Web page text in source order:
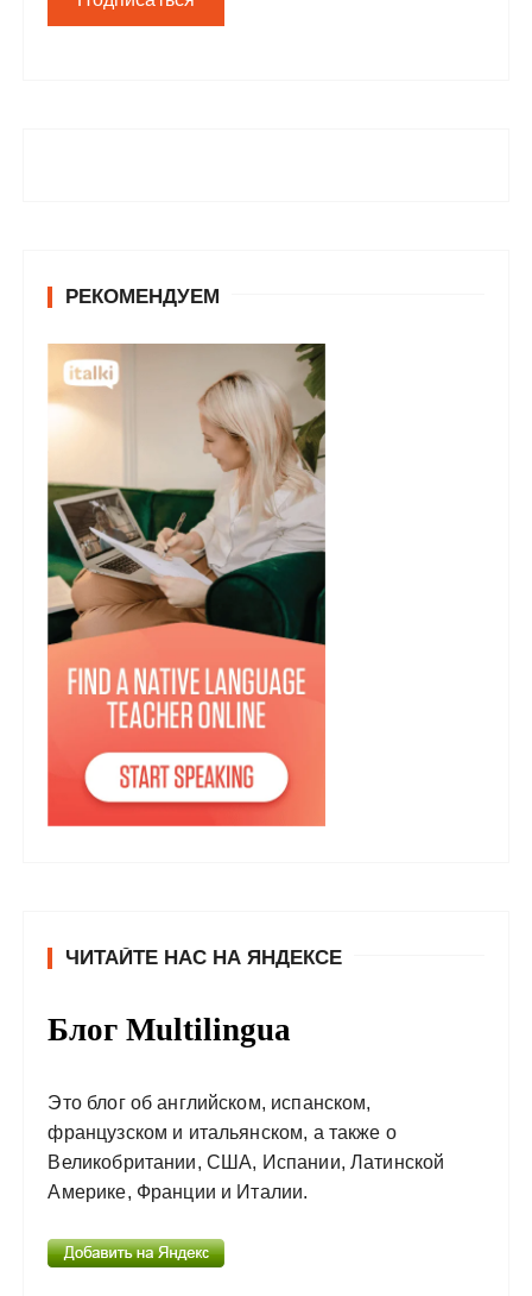
РЕКОМЕНДУЕМ
ЧИТАЙТЕ НАС НА ЯНДЕКСЕ
Блог Multilingua
Это блог об английском, испанском,
французском и итальянском, а также о
Великобритании, США, Испании, Латинской
Америке, Франции и Италии.